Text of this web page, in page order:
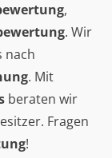
,
. Wir
nach
. Mit
beraten wir
Fragen
!